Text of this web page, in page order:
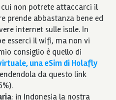
non potrete attaccarci il
prende abbastanza bene ed
internet sulle isole. In
esserci il wifi, ma non vi
consiglio è quello di
una eSim di Holafly
da questo link
: in Indonesia la nostra